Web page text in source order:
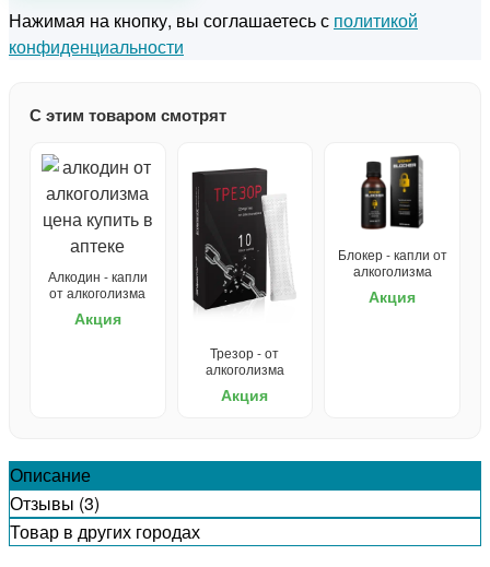
Нажимая на кнопку, вы соглашаетесь с политикой
конфиденциальности
С этим товаром смотрят
Алкодин - капли
от алкоголизма
Акция
Трезор - от
алкоголизма
Акция
Блокер - капли от
алкоголизма
Акция
Описание
Отзывы (3)
Товар в других городах